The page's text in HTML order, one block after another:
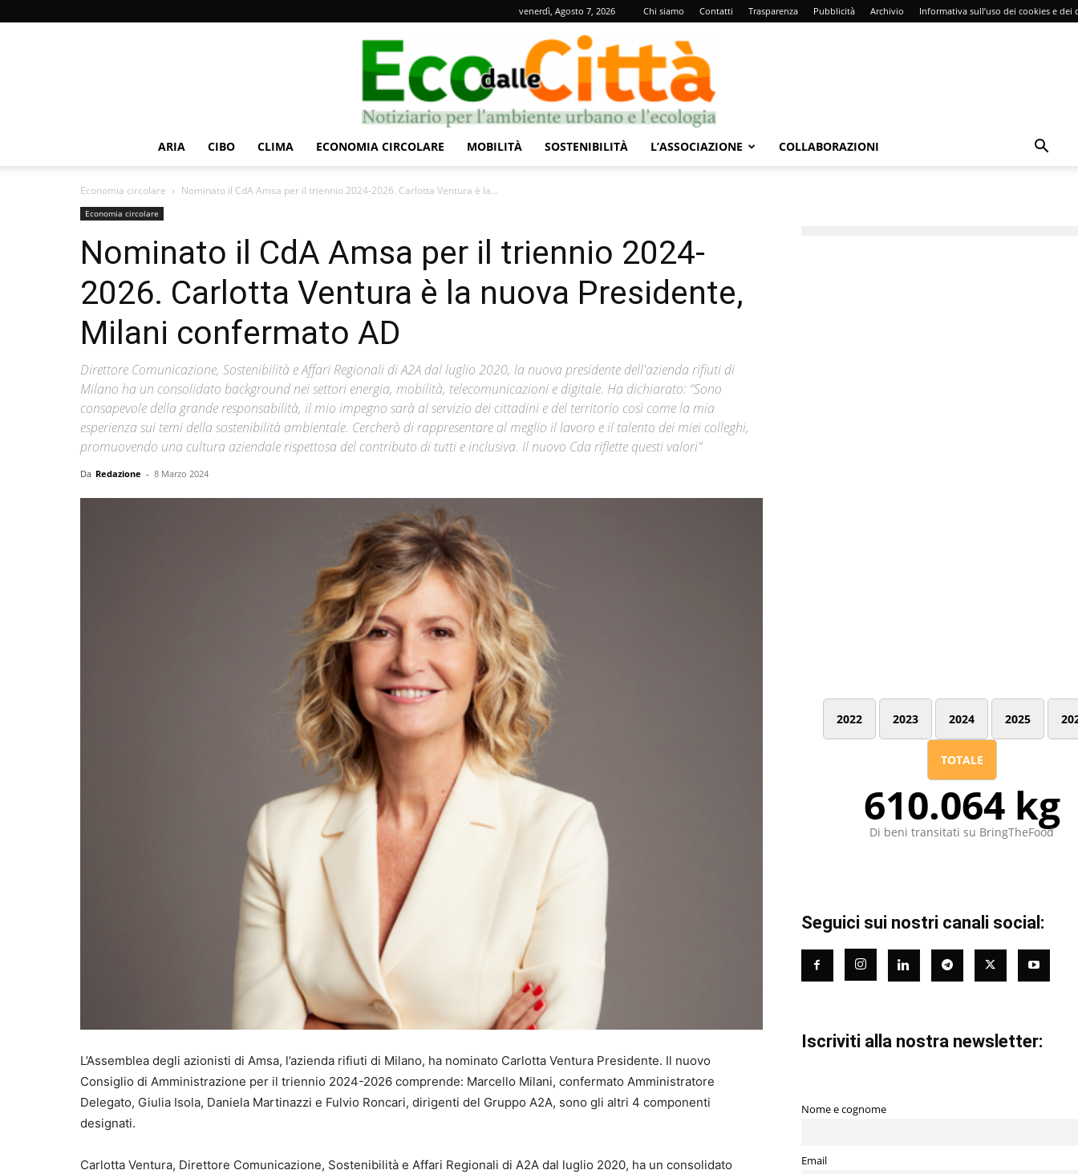
venerdì, Agosto 7, 2026 Chi siamo Contatti Trasparenza Pubblicità Archivio Informativa sull’uso dei cookies e dei
Città
ARIA CIBO CLIMA ECONOMIA CIRCOLARE MOBILITÀ SOSTENIBILITÀ L’ASSOCIAZIONE COLLABORAZIONI
Economia circolare Nominato il CdA Amsa per il triennio 2024-2026. Carlotta Ventura è la...
Economia circolare
Nominato il CdA Amsa per il triennio 2024-
2026. Carlotta Ventura è la nuova Presidente,
Milani confermato AD
Direttore Comunicazione, Sostenibilità e Affari Regionali di A2A dal luglio 2020, la nuova presidente dell'azienda rifiuti di
Milano ha un consolidato background nei settori energia, mobilità, telecomunicazioni e digitale. Ha dichiarato: “Sono
consapevole della grande responsabilità, il mio impegno sarà al servizio dei cittadini e del territorio così come la mia
esperienza sui temi della sostenibilità ambientale. Cercherò di rappresentare al meglio il lavoro e il talento dei miei colleghi,
promuovendo una cultura aziendale rispettosa del contributo di tutti e inclusiva. Il nuovo Cda riflette questi valori"
Da Redazione - 8 Marzo 2024
L’Assemblea degli azionisti di Amsa, l’azienda rifiuti di Milano, ha nominato Carlotta Ventura Presidente. Il nuovo
Consiglio di Amministrazione per il triennio 2024-2026 comprende: Marcello Milani, confermato Amministratore
Delegato, Giulia Isola, Daniela Martinazzi e Fulvio Roncari, dirigenti del Gruppo A2A, sono gli altri 4 componenti
designati.
Carlotta Ventura, Direttore Comunicazione, Sostenibilità e Affari Regionali di A2A dal luglio 2020, ha un consolidato
2022 2023 2024 2025
TOTALE
610.064 kg
Di beni transitati su BringTheFood
Seguici sui nostri canali social:
Iscriviti alla nostra newsletter:
Nome e cognome
Email